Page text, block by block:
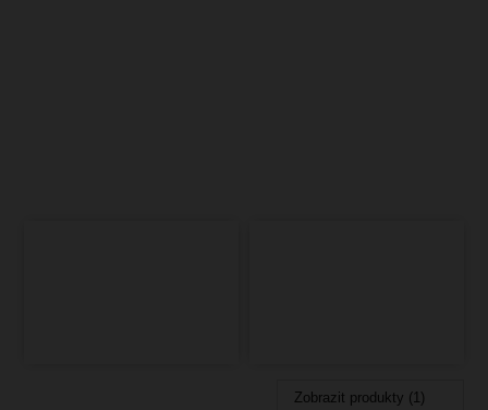
Zobrazit produkty (1)